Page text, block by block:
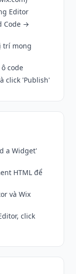
Editor
Code →
trí mong
code
click 'Publish'
a Widget'
HTML để
và Wix
click